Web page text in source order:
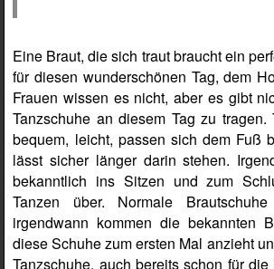
Eine Braut, die sich traut braucht ein
für diesen wunderschönen Tag, dem
Frauen wissen es nicht, aber es gibt
Tanzschuhe an diesem Tag zu tragen.
bequem, leicht, passen sich dem Fuß
lässt sicher länger darin stehen.
bekanntlich ins Sitzen und zum
Tanzen über. Normale
irgendwann kommen die bekannten
diese Schuhe zum ersten Mal anzieht
Tanzschuhe, auch bereits schon für